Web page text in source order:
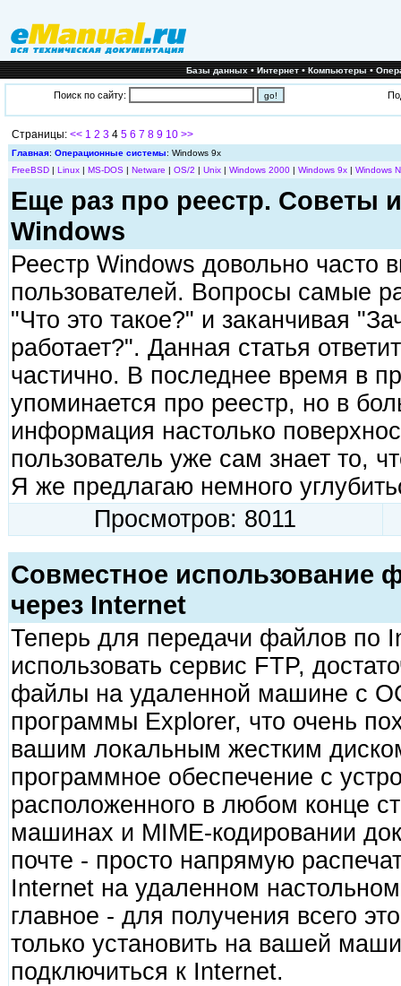
Базы данных•Интернет•Компьютеры•
Поиск по сайту:
Страницы: << 1 2 34 5 6 7 8 9 10 >>
Главная: Операционные системы: Windows 9x
FreeBSD| Linux| MS-DOS| Netware | OS/2 | Unix| Windows 2000| Windows 9x| Windows
Еще раз про реестр. Советы
Windows
Реестр Windows довольно часто
пользователей. Вопросы самые
"Что это такое?" и заканчивая
работает?". Данная статья
частично. В последнее время в
упоминается про реестр, но в
информация настолько
пользователь уже сам знает то,
Я же предлагаю немного
Просмотров: 8011
Совместное использование
через Internet
Теперь для передачи файлов по
использовать сервис FTP,
файлы на удаленной машине с
программы Explorer, что очень
вашим локальным жестким
программное обеспечение с
расположенного в любом конце
машинах и MIME-кодировании
почте - просто напрямую
Internet на удаленном
главное - для получения всего
только установить на вашей
подключиться к Internet.